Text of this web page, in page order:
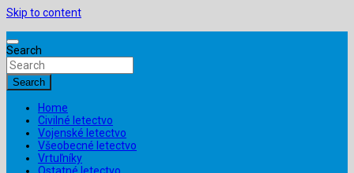
Skip to content
Search
Search
Home
Civilné letectvo
Vojenské letectvo
Všeobecné letectvo
Vrtuľníky